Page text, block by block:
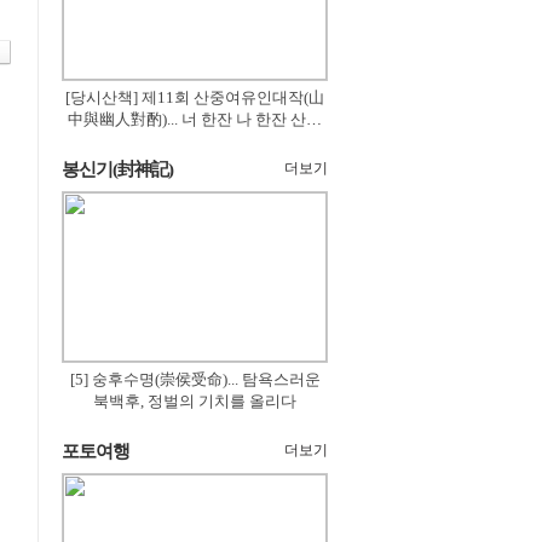
[당시산책] 제11회 산중여유인대작(山
中與幽人對酌)... 너 한잔 나 한잔 산의
봉신기(封神記) 더보기
[5] 숭후수명(崇侯受命)... 탐욕스러운
북백후, 정벌의 기치를 올리다
포토여행 더보기